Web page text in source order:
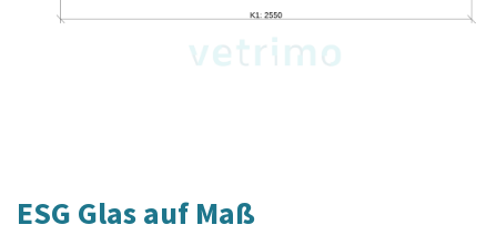
ESG Glas auf Maß